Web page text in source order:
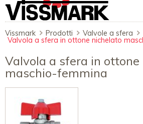
Vissmark Prodotti Valvole a sfera
Valvola a sfera in ottone nichelato
Valvola a sfera in
maschio-femmina